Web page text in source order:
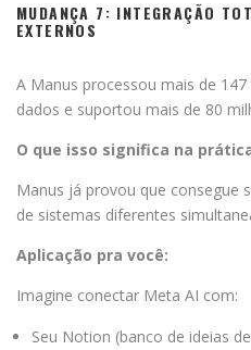
MUDANÇA 7: INTEGRAÇÃO
EXTERNOS
A Manus processou mais de
dados e suportou mais de 80
O que isso significa na
Manus já provou que consegue
de sistemas diferentes
Aplicação pra você:
Imagine conectar Meta AI com:
Seu Notion (banco de ideias